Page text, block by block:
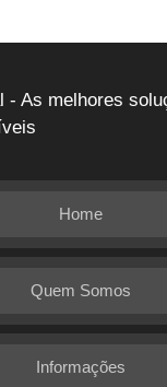
- As melhores
Home
Quem Somos
Informações